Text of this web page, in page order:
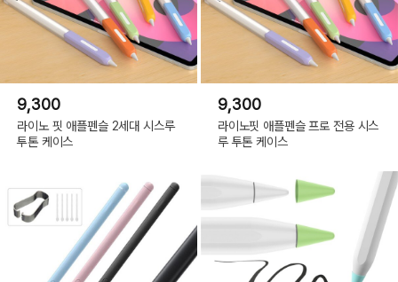
9,300
라이노 핏 애플펜슬 2세대 시스루
투톤 케이스
9,300
라이노핏 애플펜슬 프로 전용 시스
루 투톤 케이스